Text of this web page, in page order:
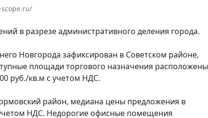
scope.ru/
в разрезе административного деления города.
Новгорода зафиксирован в Советском районе,
площади торгового назначения расположены
руб./кв.м с учетом НДС.
район, медиана цены предложения в
НДС. Недорогие офисные помещения